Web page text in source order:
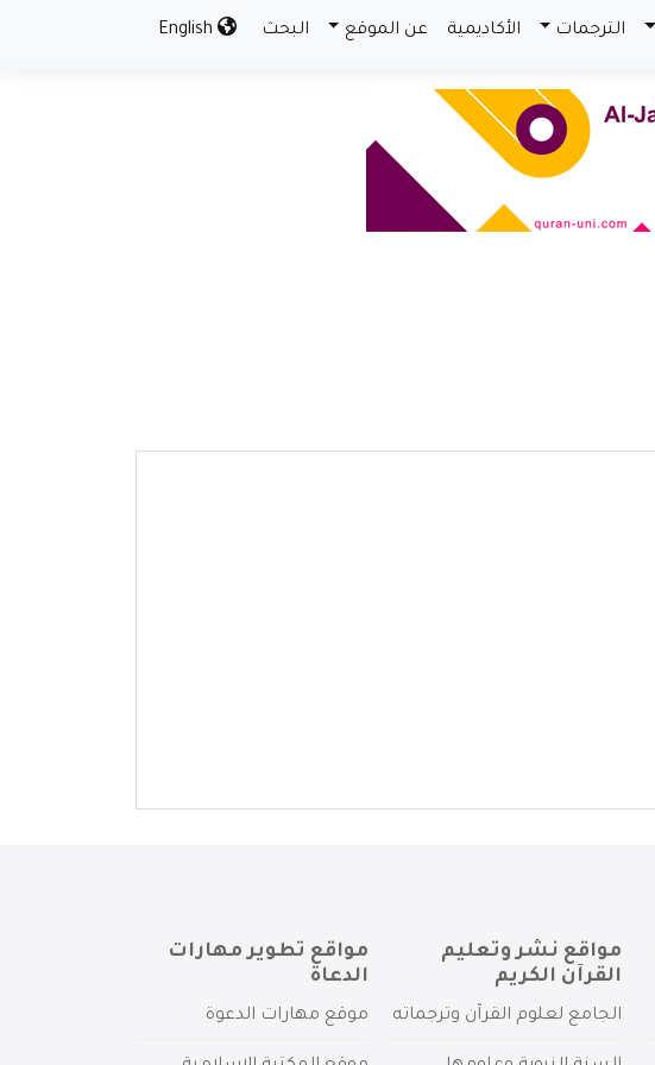
الترجمات الأكاديمية عن الموقع البحث
مواقع نشر وتعليم
القرآن الكريم
الجامع لعلوم القرآن وترجماته
مواقع تطوير مهارات
الدعاة
موقع مهارات الدعوة